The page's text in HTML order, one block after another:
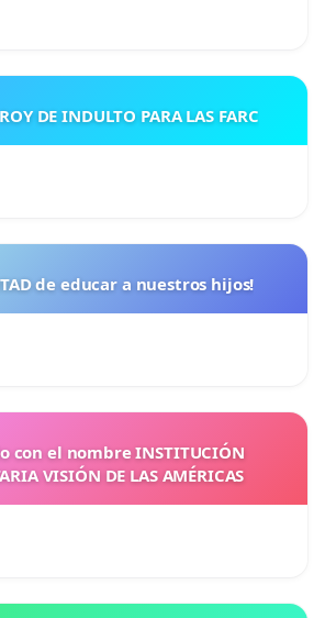
DE INDULTO PARA LAS FARC
de educar a nuestros hijos!
con el nombre INSTITUCIÓN
VISIÓN DE LAS AMÉRICAS